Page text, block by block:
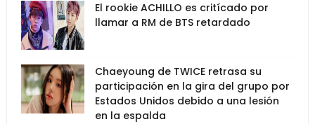
El rookie ACHILLO es critícado por
llamar a RM de BTS retardado
Chaeyoung de TWICE retrasa su
participación en la gira del grupo por
Estados Unidos debido a una lesión
en la espalda